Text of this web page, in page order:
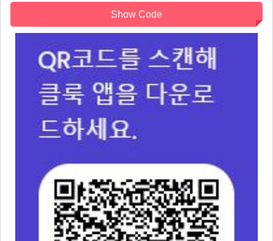
Show Code